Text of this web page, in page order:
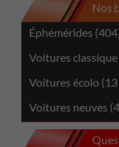
Nos
Éphémérides
Voitures
Voitures écolo
Voitures neuves